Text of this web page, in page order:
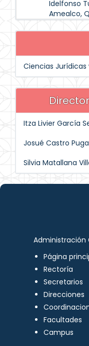
Idelfonso
Amealco,
Ciencias Jurídicas
Itza Livier García
Josué Castro Puga
Silvia Matallana
Administración
Página
Rectoría
Secretarios
Direcciones
Facultades
Campus